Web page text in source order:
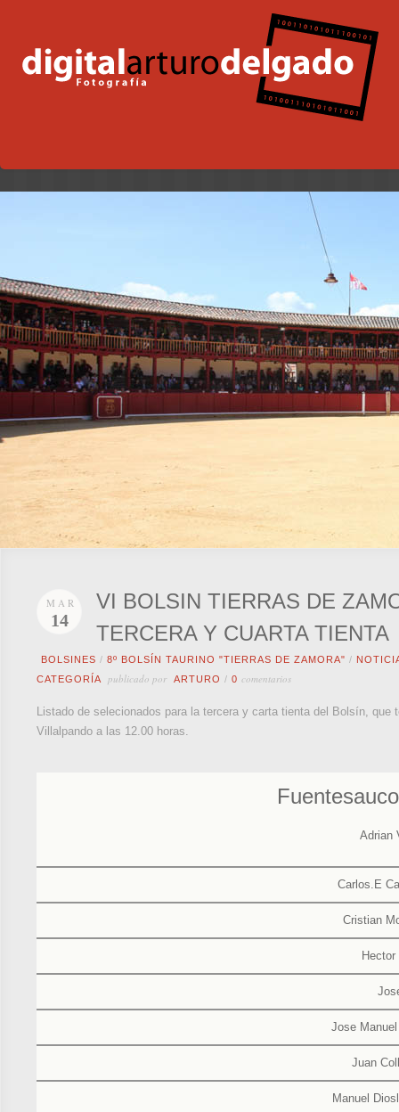
MAR
14
VI BOLSIN TIERRAS DE
TERCERA Y CUARTA TIENTA
BOLSINES / 8º BOLSÍN TAURINO "TIERRAS DE ZAMORA" /
CATEGORÍA
publicado por ARTURO / 0 comentarios
Listado de selecionados para la tercera y carta tienta del Bolsín,
Villalpando a las 12.00 horas.
Adrian
Carlos.E
Cristian
Jose
Juan
Manuel